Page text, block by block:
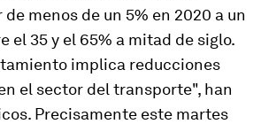
menos de un 5% en 2020 a un
el 35 y el 65% a mitad de siglo.
implica reducciones
el sector del transporte", han
Precisamente este martes